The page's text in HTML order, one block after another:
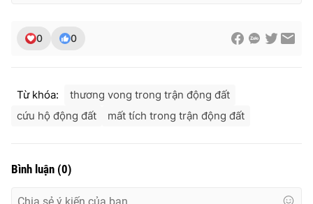
0 0
Từ khóa:
thương vong trong trận động đất
cứu hộ động đất
mất tích trong trận động đất
Bình luận (0)